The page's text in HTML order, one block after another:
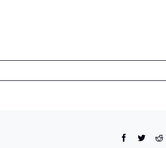
Facebook
Twitter